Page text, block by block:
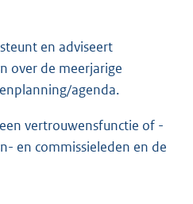
en adviseert
over de meerjarige
agenda.
vertrouwensfunctie of -
en commissieleden en de